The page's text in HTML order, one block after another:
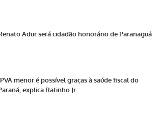
Adur será cidadão honorário de Paranaguá
menor é possível graças à saúde fiscal do
explica Ratinho Jr